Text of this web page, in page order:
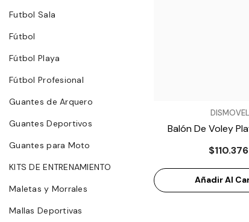
Futbol Sala
Fútbol
Fútbol Playa
Fútbol Profesional
Guantes de Arquero
Guantes Deportivos
Guantes para Moto
KITS DE ENTRENAMIENTO
Maletas y Morrales
Mallas Deportivas
DISMOVEL
Balón De Voley
MS500-
$110.376
Añadir Al